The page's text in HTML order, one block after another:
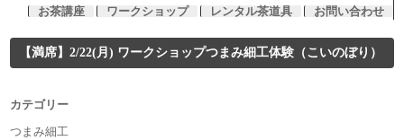
お茶講座
ワークショップ レンタル茶道具 お問い合わせ
【満席】2/22(月) ワークショップつまみ細工体験（こいのぼり）
カテゴリー
つまみ細工